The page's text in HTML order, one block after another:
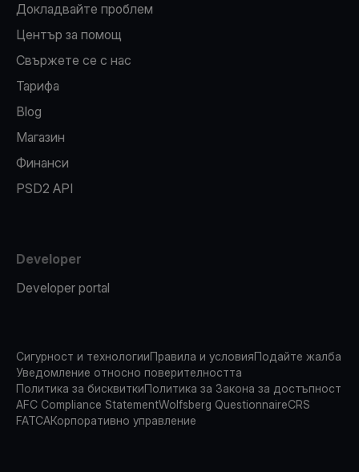
Докладвайте проблем
Център за помощ
Свържете се с нас
Тарифа
Blog
Магазин
Финанси
PSD2 API
Developer
Developer portal
Сигурност и технологииПравила и условияПодайте жалба
Уведомление относно поверителността
Политика за бисквиткиПолитика за Закона за достъпност
AFC Compliance StatementWolfsberg QuestionnaireCRS
FATCAКорпоративно управление